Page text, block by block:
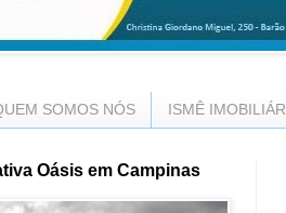
SOMOS NÓS ISMÊ
Oásis em Campinas